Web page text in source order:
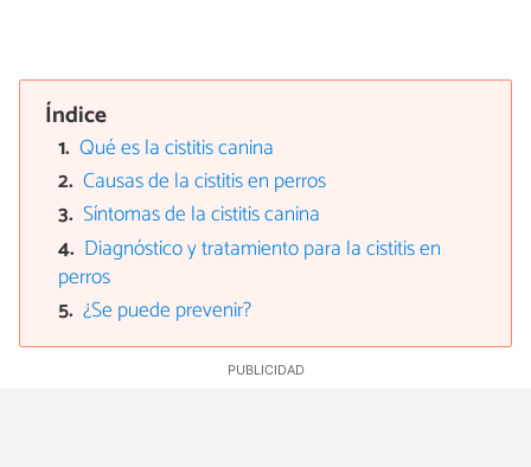
Índice
Qué es la cistitis canina
Causas de la cistitis en perros
Síntomas de la cistitis canina
Diagnóstico y tratamiento para la cistitis en
perros
¿Se puede prevenir?